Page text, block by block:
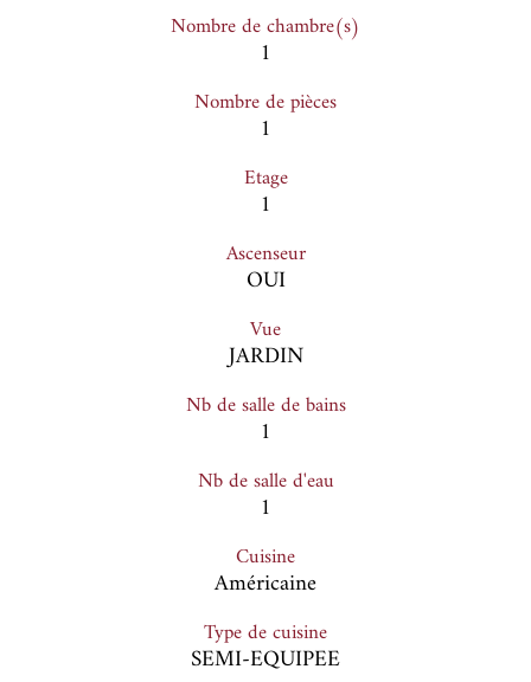
Nombre de chambre(s)
1
Nombre de pièces
1
Etage
1
Ascenseur
OUI
Vue
JARDIN
Nb de salle de bains
1
Nb de salle d'eau
1
Cuisine
Américaine
Type de cuisine
SEMI-EQUIPEE